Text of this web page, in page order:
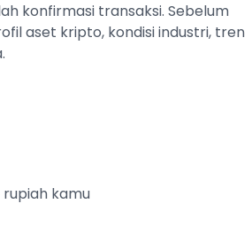
konfirmasi transaksi. Sebelum
aset kripto, kondisi industri, tren
rupiah kamu